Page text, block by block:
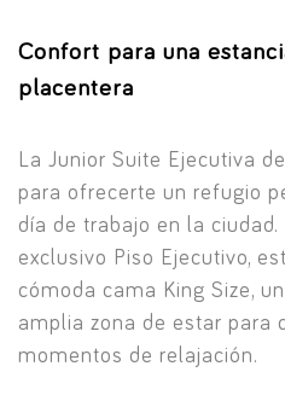
Confort para una
placentera
La Junior Suite Ejecutiva
para ofrecerte un refugio
día de trabajo en la
exclusivo Piso Ejecutivo,
cómoda cama King Size,
amplia zona de estar para
momentos de relajación.